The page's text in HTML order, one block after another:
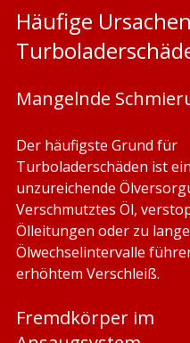
Häufige
Mangelnde
Der häufigste Grund für
Turboladerschäden ist
unzureichende
Verschmutztes Öl,
Ölleitungen oder zu lange
Ölwechselintervalle
erhöhtem Verschleiß.
Fremdkörper im